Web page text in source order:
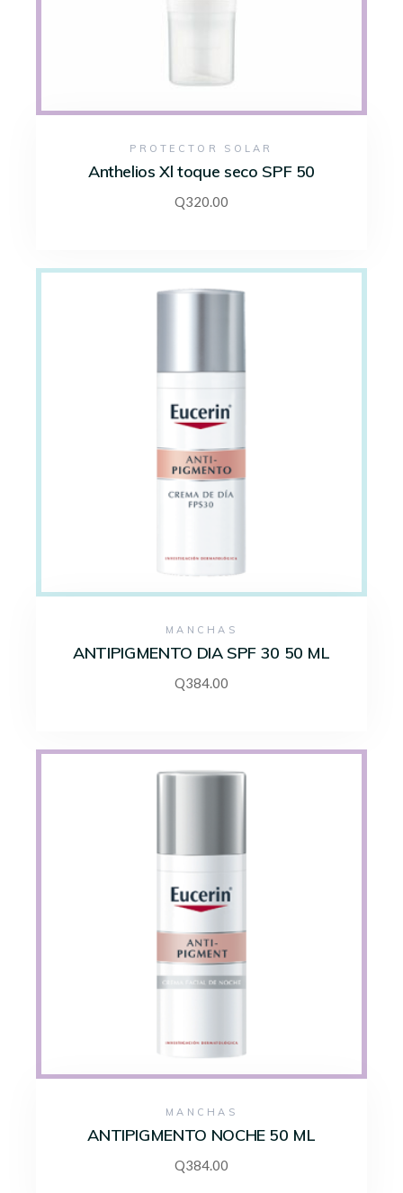
PROTECTOR SOLAR
Anthelios Xl toque seco SPF 50
Q320.00
MANCHAS
ANTIPIGMENTO DIA SPF 30 50 ML
Q384.00
MANCHAS
ANTIPIGMENTO NOCHE 50 ML
Q384.00